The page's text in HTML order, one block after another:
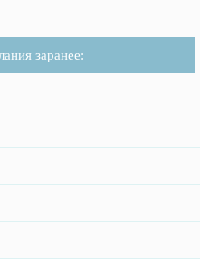
заранее: